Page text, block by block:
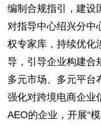
编制合规指引，建设
对指导中心绍兴分中
权专家库，持续优化
导，引导企业构建合
多元市场、多元平台
强化对跨境电商企业
AEO的企业，开展“